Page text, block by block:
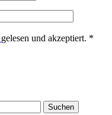
gelesen und akzeptiert. *